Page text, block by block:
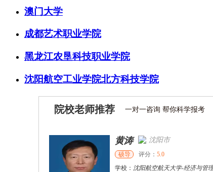
澳门大学
成都艺术职业学院
黑龙江农垦科技职业学院
沈阳航空工业学院北方科技学院
院校老师推荐 一对一咨询 帮你科学报考
黄涛 沈阳市
硕导 评分： 5.0
学校： 沈阳航空航天大学-经济与管